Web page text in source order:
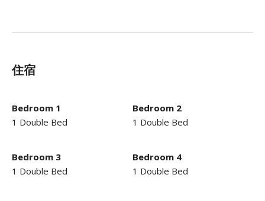
住宿
Bedroom 1
1 Double Bed
Bedroom 2
1 Double Bed
Bedroom 3
1 Double Bed
Bedroom 4
1 Double Bed